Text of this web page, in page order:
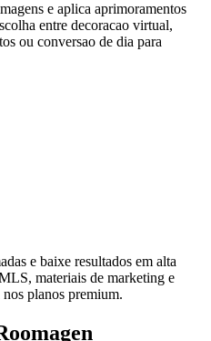
e aplica aprimoramentos
entre decoracao virtual,
ou conversao de dia para
e baixe resultados em alta
materiais de marketing e
nos planos premium.